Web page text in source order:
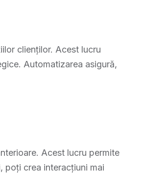
clienților. Acest lucru
Automatizarea asigură,
Acest lucru permite
poți crea interacțiuni mai